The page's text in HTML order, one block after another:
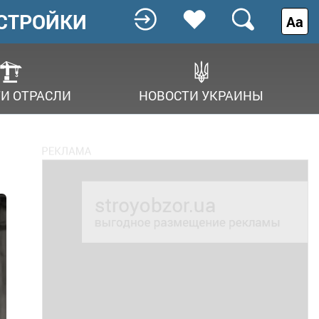
ОТРАСЛИ НОВОСТИ УКРАИНЫ
Аа